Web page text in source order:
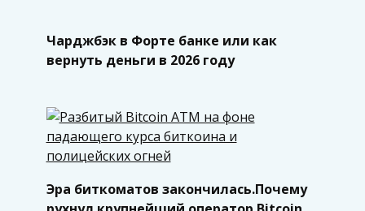
Чарджбэк в Форте банке или как
вернуть деньги в 2026 году
Эра биткоматов закончилась.Почему